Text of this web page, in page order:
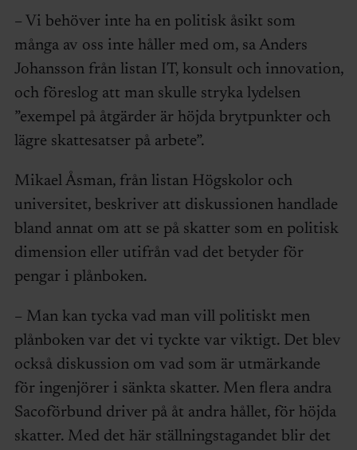
– Vi behöver inte ha en politisk åsikt som
många av oss inte håller med om, sa Anders
Johansson från listan IT, konsult och innovation,
och föreslog att man skulle stryka lydelsen
”exempel på åtgärder är höjda brytpunkter och
lägre skattesatser på arbete”.
Mikael Åsman, från listan Högskolor och
universitet, beskriver att diskussionen handlade
bland annat om att se på skatter som en politisk
dimension eller utifrån vad det betyder för
pengar i plånboken.
– Man kan tycka vad man vill politiskt men
plånboken var det vi tyckte var viktigt. Det blev
också diskussion om vad som är utmärkande
för ingenjörer i sänkta skatter. Men flera andra
Sacoförbund driver på åt andra hållet, för höjda
skatter. Med det här ställningstagandet blir det